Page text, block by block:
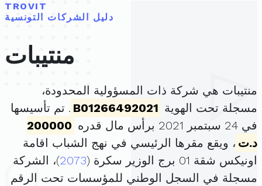
TROVIT
دليل الشركات التونسية
منتيبات
منتيبات هي شركة ذات المسؤولية المحدودة،
مسجلة تحت الهوية B01266492021 . تم تأسيسها
في 24 سبتمبر 2021 برأس مال قدره
200000
د.ت ، ويقع مقرها الرئيسي في نهج الشباب اقامة
اونيكس شقة 01 برج الوزير سكرة (
2073)، الشركة
مسجلة في السجل الوطني للمؤسسات تحت الرقم